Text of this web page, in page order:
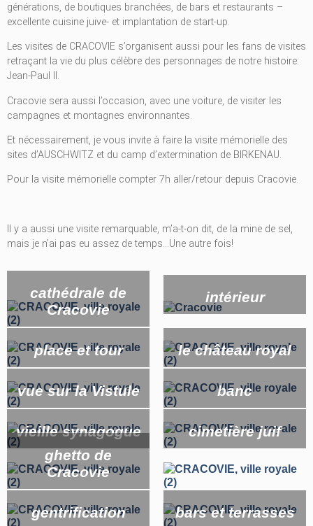
générations, de boutiques branchées, de bars et restaurants –
excellente cuisine juive- et implantation de start-up.
Les visites de CRACOVIE s’organisent aussi pour les fans de visites
retraçant la vie du plus célèbre des personnages de notre histoire:
Jean-Paul II.
Cracovie sera aussi l’occasion, avec une voiture, de visiter les
campagnes et montagnes environnantes.
Et nécessairement, je vous invite à faire la visite mémorielle des
sites d’AUSCHWITZ et du camp d’extermination de BIRKENAU.
Pour la visite mémorielle compter 7h aller/retour depuis Cracovie.
Il y a aussi une visite remarquable, m’a-t-on dit, de la mine de sel,
mais je n’ai pas eu assez de temps…Une autre fois!
cathédrale de
Cracovie
intérieur
place et tour le château royal
vue sur la Vistule banc
vieille synagogue
cimetière juif
ghetto de
Cracovie
gentrification bars et terrasses